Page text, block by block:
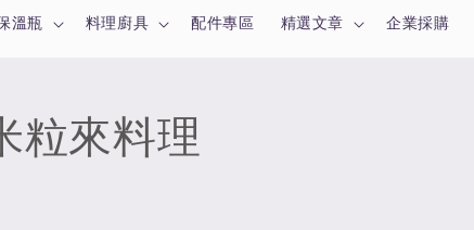
溫瓶 料理廚具 配件專區 精選文章 企業採購
粒來料理